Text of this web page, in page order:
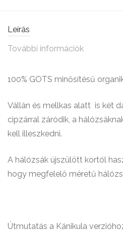
Leírás
További információk
100% GOTS minősítésű
Vállán és mellkas alatt is két
cipzárral záródik, a
kell illeszkedni.
A hálózsák újszülött kortól
hogy megfelelő méretű
Útmutatás a Kánikula